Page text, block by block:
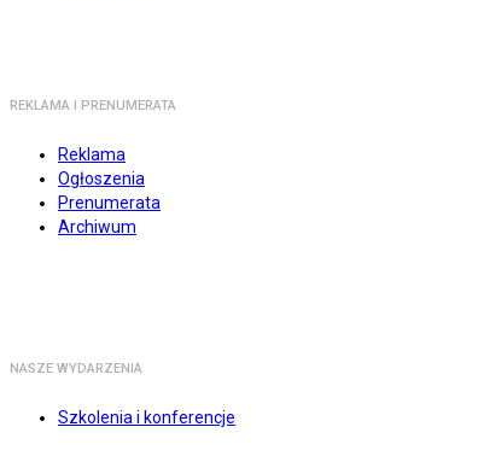
REKLAMA I PRENUMERATA
Reklama
Ogłoszenia
Prenumerata
Archiwum
NASZE WYDARZENIA
Szkolenia i konferencje